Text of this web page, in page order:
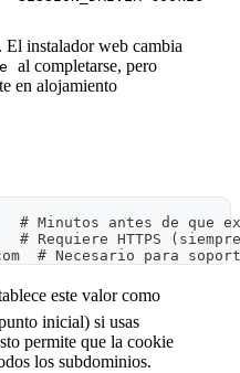
. El instalador web cambia
al completarse, pero
en alojamiento
# Minutos antes de que
# Requiere HTTPS
# Necesario para
este valor como
inicial) si usas
permite que la cookie
los subdominios.